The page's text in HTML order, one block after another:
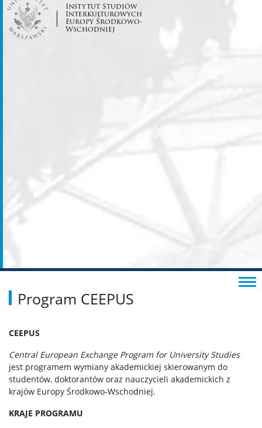
Instytut Studiów
Interkulturowych
Europy Środkowo-
Wschodniej
Program CEEPUS
CEEPUS
Central European Exchange Program for University Studies
jest programem wymiany akademickiej skierowanym do
studentów, doktorantów oraz nauczycieli akademickich z
krajów Europy Środkowo-Wschodniej.
KRAJE PROGRAMU